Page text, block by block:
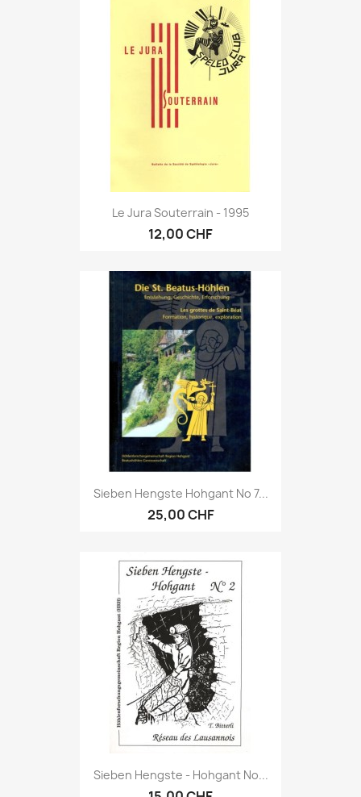
Le Jura Souterrain - 1995
12,00 CHF
Sieben Hengste Hohgant No 7...
25,00 CHF
Sieben Hengste - Hohgant No...